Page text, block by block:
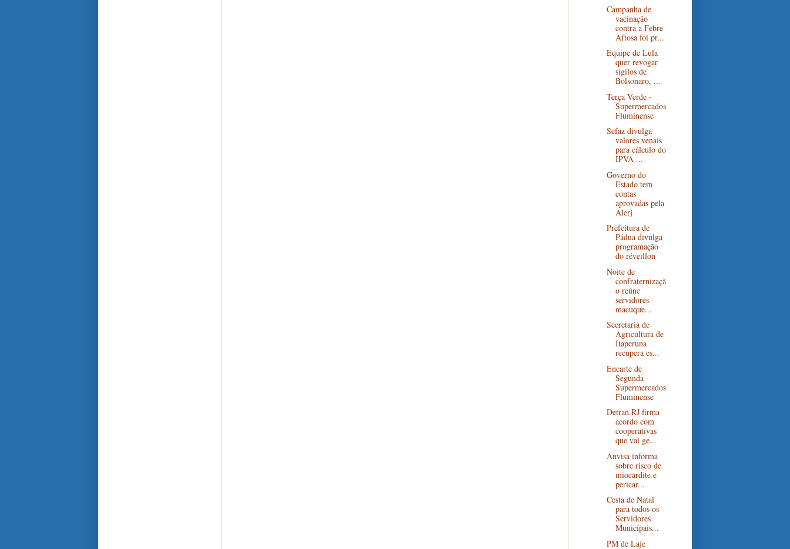
Campanha de
vacinação
contra a Febre
Aftosa foi pr...
Equipe de Lula
quer revogar
sigilos de
Bolsonaro, ...
Terça Verde -
Supermercados
Fluminense
Sefaz divulga
valores venais
para cálculo do
IPVA ...
Governo do
Estado tem
contas
aprovadas pela
Alerj
Prefeitura de
Pádua divulga
programação
do réveillon
Noite de
confraternizaçã
o reúne
servidores
macuque...
Secretaria de
Agricultura de
Itaperuna
recupera es...
Encarte de
Segunda -
Supermercados
Fluminense
Detran.RJ firma
acordo com
cooperativas
que vai ge...
Anvisa informa
sobre risco de
miocardite e
pericar...
Cesta de Natal
para todos os
Servidores
Municipais...
PM de Laje